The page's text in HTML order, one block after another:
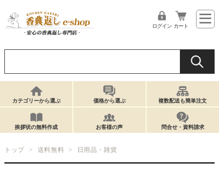
ログイン カート
カテゴリーから選ぶ 価格から選ぶ 複数配送も簡単注文
挨拶状の無料作成 お客様の声 問合せ・資料請求
トップ 送料無料 日用品・雑貨